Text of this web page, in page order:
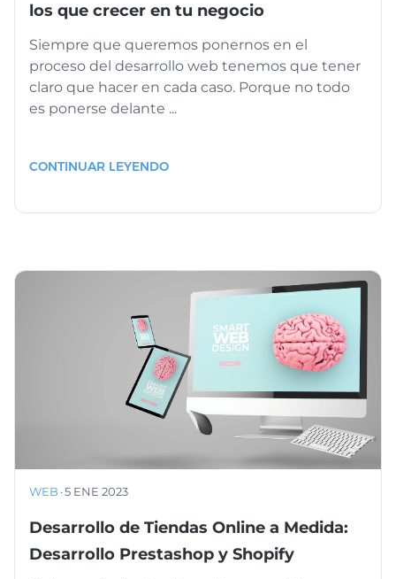
los que crecer en tu negocio
Siempre que queremos ponernos en el
proceso del desarrollo web tenemos que tener
claro que hacer en cada caso. Porque no todo
es ponerse delante ...
CONTINUAR LEYENDO
WEB ·5 ENE 2023
Desarrollo de Tiendas Online a Medida:
Desarrollo Prestashop y Shopify